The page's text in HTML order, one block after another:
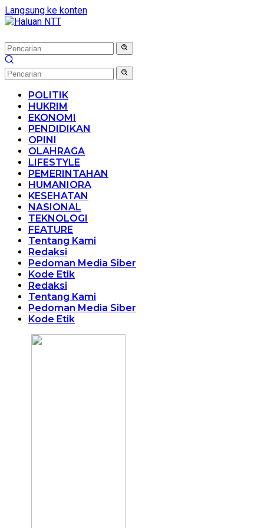
Langsung ke konten
POLITIK
HUKRIM
EKONOMI
PENDIDIKAN
OPINI
OLAHRAGA
LIFESTYLE
PEMERINTAHAN
HUMANIORA
KESEHATAN
NASIONAL
TEKNOLOGI
FEATURE
Tentang Kami
Redaksi
Pedoman Media Siber
Kode Etik
Redaksi
Tentang Kami
Pedoman Media Siber
Kode Etik